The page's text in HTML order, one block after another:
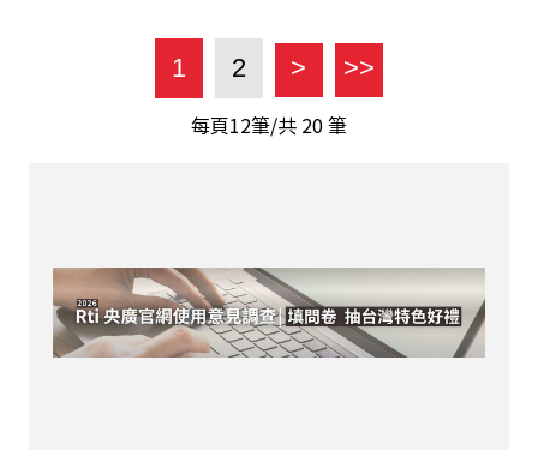
1 2 > >>
每頁12筆/共 20筆